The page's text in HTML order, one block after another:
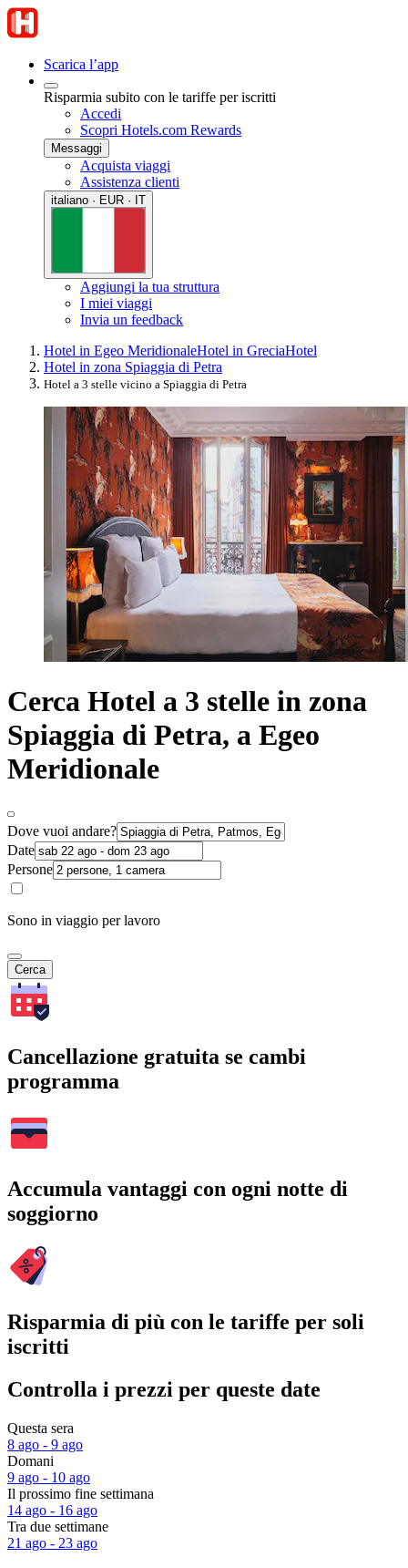
Scarica l’app
Risparmia subito con le tariffe per iscritti
Accedi
Scopri Hotels.com Rewards
Messaggi
Acquista viaggi
Assistenza clienti
italiano · EUR · IT
Aggiungi la tua struttura
I miei viaggi
Invia un feedback
Hotel in Egeo MeridionaleHotel in GreciaHotel
Hotel in zona Spiaggia di Petra
Hotel a 3 stelle vicino a Spiaggia di Petra
Cerca Hotel a 3 stelle in zona
Spiaggia di Petra, a Egeo
Meridionale
Dove vuoi andare?
Date
Persone
Sono in viaggio per lavoro
Cerca
Cancellazione gratuita se cambi
programma
Accumula vantaggi con ogni notte di
soggiorno
Risparmia di più con le tariffe per soli
iscritti
Controlla i prezzi per queste date
Questa sera
8 ago - 9 ago
Domani
9 ago - 10 ago
Il prossimo fine settimana
14 ago - 16 ago
Tra due settimane
21 ago - 23 ago